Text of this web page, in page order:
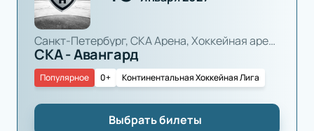
Санкт-Петербург, СКА Арена, Хоккейная арена
СКА - Авангард
0+ Континентальная Хоккейная Лига
Популярное
Выбрать билеты